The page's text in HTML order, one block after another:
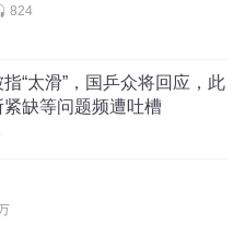
824
“太滑”，国乒众将回应，此
缺等问题频遭吐槽